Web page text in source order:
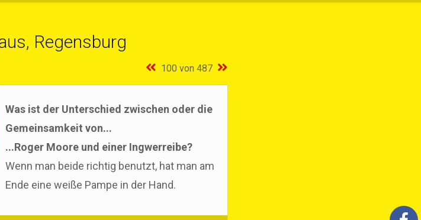
Regensburg
100 von 487
Was ist der Unterschied zwischen oder die
Gemeinsamkeit von...
...Roger Moore und einer Ingwerreibe?
Wenn man beide richtig benutzt, hat man am
Ende eine weiße Pampe in der Hand.